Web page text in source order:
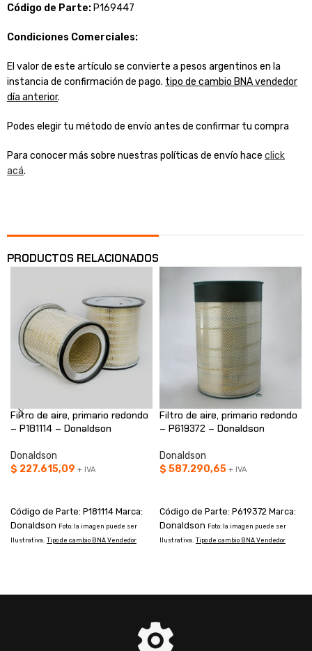
Código de Parte: P169447
Condiciones Comerciales:
El valor de este artículo se convierte a pesos argentinos en la
instancia de confirmación de pago. tipo de cambio BNA vendedor
día anterior.
Podes elegir tu método de envío antes de confirmar tu compra
Para conocer más sobre nuestras políticas de envío hace click
acá.
PRODUCTOS RELACIONADOS
Filtro de aire, primario redondo
– P181114 – Donaldson
Donaldson
$ 227.615,09 + IVA
Código de Parte: P181114 Marca:
Donaldson Foto: la imagen puede ser
Ilustrativa. Tipo de cambio BNA Vendedor
Filtro de aire, primario redondo
– P619372 – Donaldson
Donaldson
$ 587.290,65 + IVA
Código de Parte: P619372 Marca:
Donaldson Foto: la imagen puede ser
Ilustrativa. Tipo de cambio BNA Vendedor